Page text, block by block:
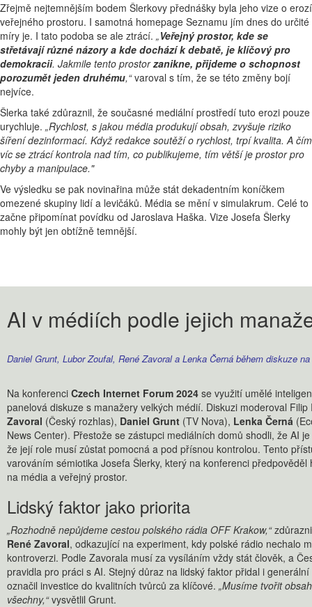
Zřejmě nejtemnějším bodem Šlerkovy přednášky byla jeho vize o erozí
veřejného prostoru. I samotná homepage Seznamu jím dnes do určité
míry je. I tato podoba se ale ztrácí. „Veřejný prostor, kde se
střetávají různé názory a kde dochází k debatě, je klíčový pro
demokracii. Jakmile tento prostorzanikne, přijdeme o schopnost
porozumět jeden druhému,“varoval s tím, že se této změny bojí
nejvíce.
Šlerka také zdůraznil, že současné mediální prostředí tuto erozi pouze
urychluje. „Rychlost, s jakou média produkují obsah, zvyšuje riziko
šíření dezinformací. Když redakce soutěží o rychlost, trpí kvalita. A čím
víc se ztrácí kontrola nad tím, co publikujeme, tím větší je prostor pro
chyby a manipulace."
Ve výsledku se pak novinařina může stát dekadentním koníčkem
omezené skupiny lidí a levičáků. Média se mění v simulakrum. Celé to
začne připomínat povídku od Jaroslava Haška. Vize Josefa Šlerky
mohly být jen obtížně temnější.
AI v médiích podle jejich
Daniel Grunt, Lubor Zoufal, René Zavoral a Lenka Černá během diskuze
Na konferenci Czech Internet Forum 2024 se využití umělé
panelová diskuze s manažery velkých médií. Diskuzi moderoval
Zavoral (Český rozhlas), Daniel Grunt (TV Nova), Lenka Černá
News Center). Přestože se zástupci mediálních domů shodli, že AI
že její role musí zůstat pomocná a pod přísnou kontrolou. Tento
varováním sémiotika Josefa Šlerky, který na konferenci
na média a veřejný prostor.
Lidský faktor jako priorita
„Rozhodně nepůjdeme cestou polského rádia OFF Krakow,“
René Zavoral, odkazující na experiment, kdy polské rádio nechalo
kontroverzi. Podle Zavorala musí za vysíláním vždy stát člověk, a
pravidla pro práci s AI. Stejný důraz na lidský faktor přidal i
označil investice do kvalitních tvůrců za klíčové. „Musíme tvořit
všechny,“vysvětlil Grunt.